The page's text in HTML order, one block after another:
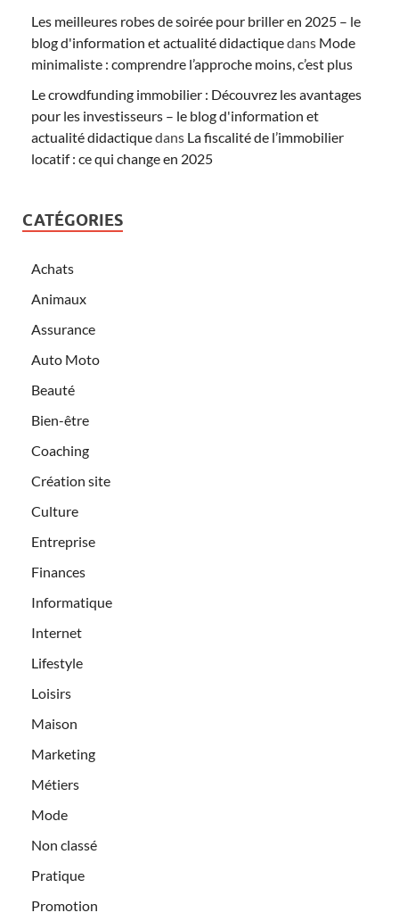
Les meilleures robes de soirée pour briller en 2025 – le
blog d'information et actualité didactiquedans Mode
minimaliste : comprendre l’approche moins, c’est plus
Le crowdfunding immobilier : Découvrez les avantages
pour les investisseurs – le blog d'information et
actualité didactiquedans La fiscalité de l’immobilier
locatif : ce qui change en 2025
CATÉGORIES
Achats
Animaux
Assurance
Auto Moto
Beauté
Bien-être
Coaching
Création site
Culture
Entreprise
Finances
Informatique
Internet
Lifestyle
Loisirs
Maison
Marketing
Métiers
Mode
Non classé
Pratique
Promotion